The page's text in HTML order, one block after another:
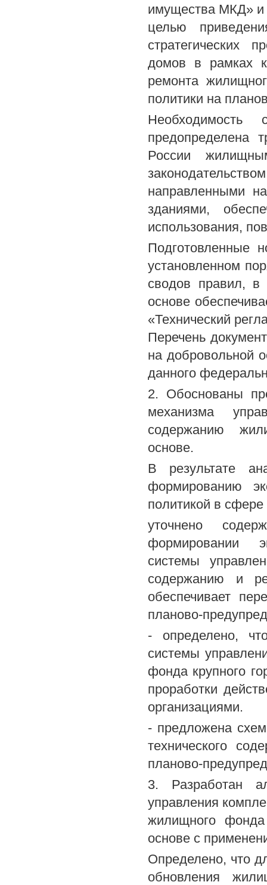
имущества МКД» и
целью
стратегических
домов в рамках
ремонта
политики на
Необходимость
предопределена
России
направленными
зданиями,
использования,
Подготовленные
установленном
сводов правил, в
основе
«Технический
Перечень
на добровольной
данного
2. Обоснованы
механизма
содержанию
основе.
В результате
формированию
политикой в
уточнено
формировании
системы
содержанию и
обеспечивает
планово-
- определено,
системы
фонда крупного
проработки
организациями.
- предложена
технического
планово-
3. Разработан
управления
жилищного фонда
основе с
Определено, что
обновления